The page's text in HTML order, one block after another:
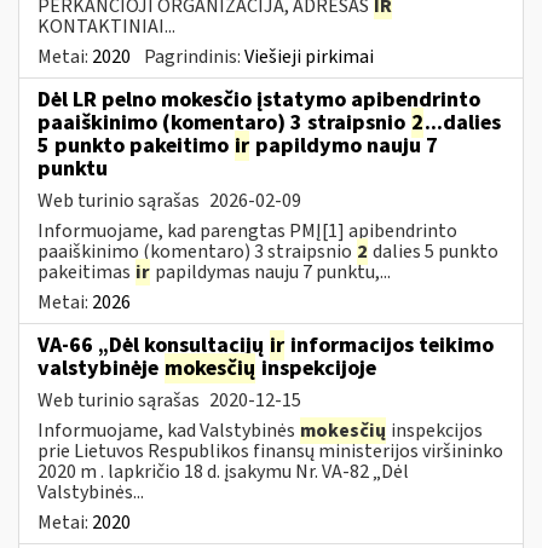
PERKANČIOJI ORGANIZACIJA, ADRESAS IR
KONTAKTINIAI...
Metai: 2020 Pagrindinis:Viešieji pirkimai
Dėl LR pelno mokesčio įstatymo apibendrinto
paaiškinimo (komentaro) 3 straipsnio 2...dalies
5 punkto pakeitimo ir papildymo nauju 7
punktu
Web turinio sąrašas 2026-02-09
Informuojame, kad parengtas PMĮ[1] apibendrinto
paaiškinimo (komentaro) 3 straipsnio 2 dalies 5 punkto
pakeitimas ir papildymas nauju 7 punktu,...
Metai: 2026
VA-66 „Dėl konsultacijų ir informacijos teikimo
valstybinėje mokesčių inspekcijoje
Web turinio sąrašas 2020-12-15
Informuojame, kad Valstybinės mokesčių inspekcijos
prie Lietuvos Respublikos finansų ministerijos viršininko
2020 m . lapkričio 18 d. įsakymu Nr. VA-82 „Dėl
Valstybinės...
Metai: 2020